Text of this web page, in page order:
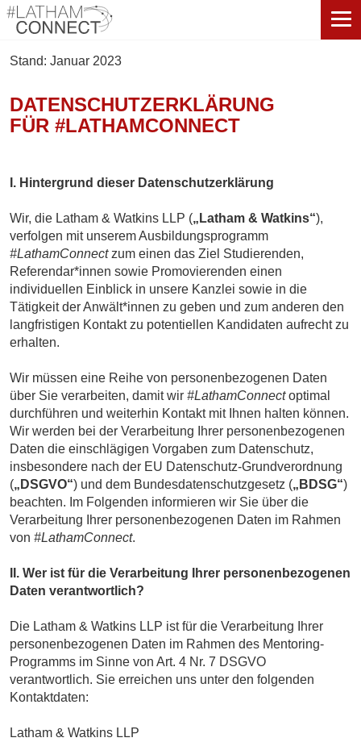
Stand: Januar 2023
DATENSCHUTZERKLÄRUNG
FÜR #LATHAMCONNECT
I. Hintergrund dieser Datenschutzerklärung
Wir, die Latham & Watkins LLP („Latham & Watkins“),
verfolgen mit unserem Ausbildungsprogramm
#LathamConnectzum einen das Ziel Studierenden,
Referendar*innen sowie Promovierenden einen
individuellen Einblick in unsere Kanzlei sowie in die
Tätigkeit der Anwält*innen zu geben und zum anderen den
langfristigen Kontakt zu potentiellen Kandidaten aufrecht zu
erhalten.
Wir müssen eine Reihe von personenbezogenen Daten
über Sie verarbeiten, damit wir #LathamConnectoptimal
durchführen und weiterhin Kontakt mit Ihnen halten können.
Wir werden bei der Verarbeitung Ihrer personenbezogenen
Daten die einschlägigen Vorgaben zum Datenschutz,
insbesondere nach der EU Datenschutz-Grundverordnung
(„DSGVO“) und dem Bundesdatenschutzgesetz („BDSG“)
beachten. Im Folgenden informieren wir Sie über die
Verarbeitung Ihrer personenbezogenen Daten im Rahmen
von #LathamConnect.
II. Wer ist für die Verarbeitung Ihrer personenbezogenen
Daten verantwortlich?
Die Latham & Watkins LLP ist für die Verarbeitung Ihrer
personenbezogenen Daten im Rahmen des Mentoring-
Programms im Sinne von Art. 4 Nr. 7 DSGVO
verantwortlich. Sie erreichen uns unter den folgenden
Kontaktdaten:
Latham & Watkins LLP